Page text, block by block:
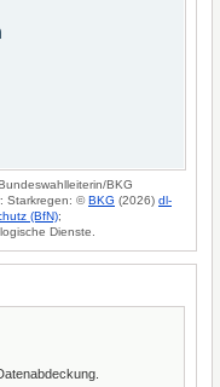
BKG
Starkregen: ©BKG (2026) dl-
(BfN);
Dienste.